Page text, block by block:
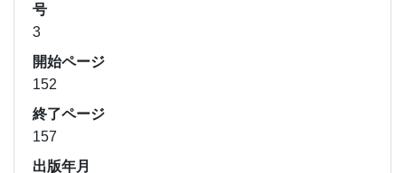
号
3
開始ページ
152
終了ページ
157
出版年月